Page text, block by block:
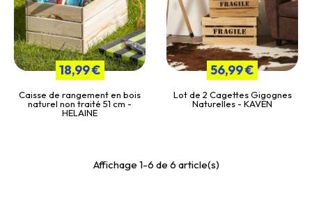
18,99 €
Caisse de rangement en bois
naturel non traité 51 cm -
HELAINE
56,99 €
Lot de 2 Cagettes Gigognes
Naturelles - KAVEN
Affichage 1-6 de 6 article(s)